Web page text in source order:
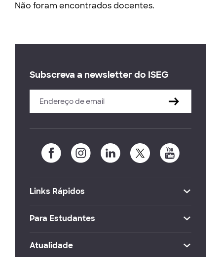
Não foram encontrados docentes.
Subscreva a newsletter do ISEG
Links Rápidos
Para Estudantes
Atualidade